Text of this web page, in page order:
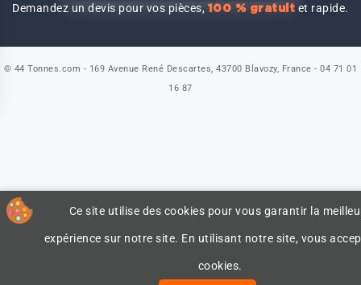
Demandez un devis pour vos pièces,100 % gratuit et rapide.
Ce site utilise des cookies pour vous garantir la
expérience sur notre site. En utilisant notre site, vous
cookies.
© 44 Tonnes.com - 169 Avenue René Descartes, 43700 Blavozy, France - 04 71 01
16 87